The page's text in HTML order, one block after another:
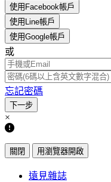
使用Facebook帳戶
使用Line帳戶
使用Google帳戶
或
忘記密碼
×
關閉 用瀏覽器開啟
遠見雜誌